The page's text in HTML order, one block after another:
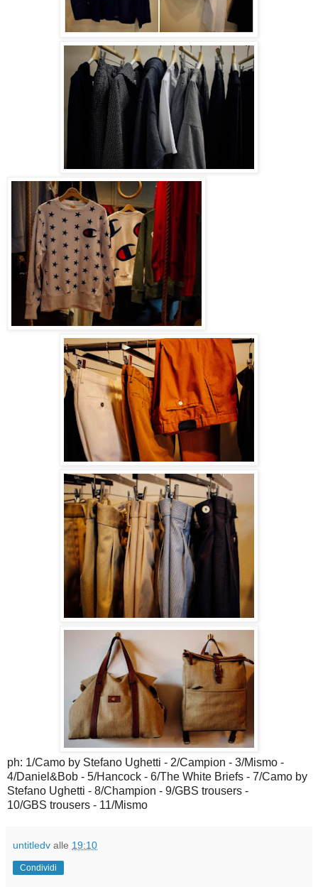
ph: 1/Camo by Stefano Ughetti - 2/Campion - 3/Mismo -
4/Daniel&Bob - 5/Hancock - 6/The White Briefs - 7/Camo by
Stefano Ughetti - 8/Champion - 9/GBS trousers -
10/GBS trousers - 11/Mismo
untitledv alle 19:10
Condividi